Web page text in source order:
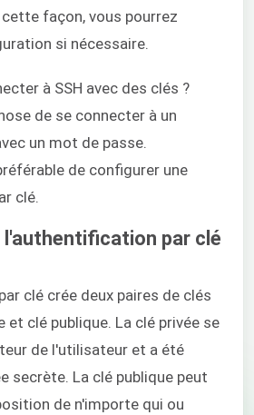
façon, vous pourrez
si nécessaire.
à SSH avec des clés ?
de se connecter à un
un mot de passe.
de configurer une
clé.
l'authentification par clé
clé crée deux paires de clés
et clé publique. La clé privée se
de l'utilisateur et a été
secrète. La clé publique peut
de n'importe qui ou